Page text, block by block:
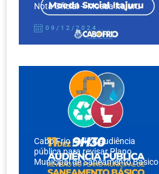
Nota Oficial – Moeda Itajuru
09/12/2024
Cabo Frio realiza audiência
pública para revisar Plano
Municipal de Saneamento Básico